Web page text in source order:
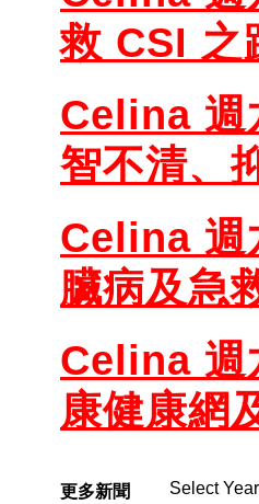
救 CSI 之
Celina 週
智不清、
Celina 週
臟病及急
Celina 週
康健康網
Select
更多新聞